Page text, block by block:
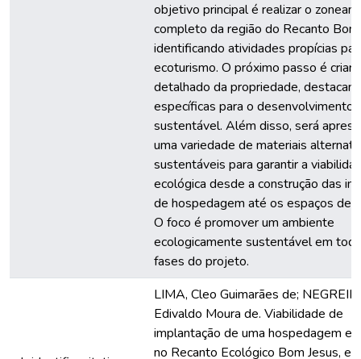
objetivo principal é realizar o
completo da região do Recanto Bom
identificando atividades propícias
ecoturismo. O próximo passo é criar
detalhado da propriedade,
específicas para o desenvolvimento
sustentável. Além disso, será
uma variedade de materiais
sustentáveis para garantir a
ecológica desde a construção das
de hospedagem até os espaços de
O foco é promover um ambiente
ecologicamente sustentável em
fases do projeto.
LIMA, Cleo Guimarães de;
Edivaldo Moura de. Viabilidade de
implantação de uma hospedagem
no Recanto Ecológico Bom Jesus,